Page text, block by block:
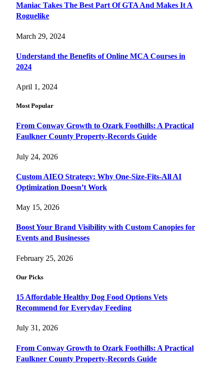
Maniac Takes The Best Part Of GTA And Makes It A
Roguelike
March 29, 2024
Understand the Benefits of Online MCA Courses in
2024
April 1, 2024
Most Popular
From Conway Growth to Ozark Foothills: A Practical
Faulkner County Property-Records Guide
July 24, 2026
Custom AIEO Strategy: Why One-Size-Fits-All AI
Optimization Doesn’t Work
May 15, 2026
Boost Your Brand Visibility with Custom Canopies for
Events and Businesses
February 25, 2026
Our Picks
15 Affordable Healthy Dog Food Options Vets
Recommend for Everyday Feeding
July 31, 2026
From Conway Growth to Ozark Foothills: A Practical
Faulkner County Property-Records Guide